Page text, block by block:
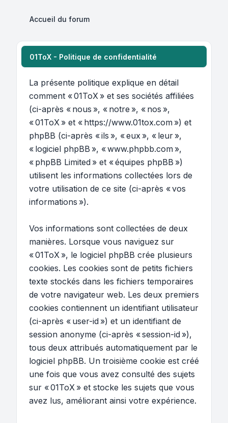
Accueil du forum
01ToX - Politique de confidentialité
La présente politique explique en détail
comment « 01ToX » et ses sociétés affiliées
(ci-après « nous », « notre », « nos »,
« 01ToX » et « https://www.01tox.com ») et
phpBB (ci-après « ils », « eux », « leur »,
« logiciel phpBB », « www.phpbb.com »,
« phpBB Limited » et « équipes phpBB »)
utilisent les informations collectées lors de
votre utilisation de ce site (ci-après « vos
informations »).
Vos informations sont collectées de deux
manières. Lorsque vous naviguez sur
« 01ToX », le logiciel phpBB crée plusieurs
cookies. Les cookies sont de petits fichiers
texte stockés dans les fichiers temporaires
de votre navigateur web. Les deux premiers
cookies contiennent un identifiant utilisateur
(ci-après « user-id ») et un identifiant de
session anonyme (ci-après « session-id »),
tous deux attribués automatiquement par le
logiciel phpBB. Un troisième cookie est créé
une fois que vous avez consulté des sujets
sur « 01ToX » et stocke les sujets que vous
avez lus, améliorant ainsi votre expérience.